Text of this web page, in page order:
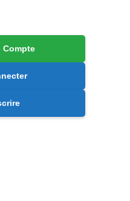
Compte